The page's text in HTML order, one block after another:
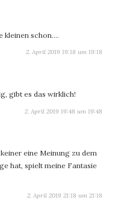
kleinen schon….
2. April 2019 19:18 um 19:18
gibt es das wirklich!
2. April 2019 19:48 um 19:48
eine Meinung zu dem
hat, spielt meine Fantasie
2. April 2019 21:18 um 21:18